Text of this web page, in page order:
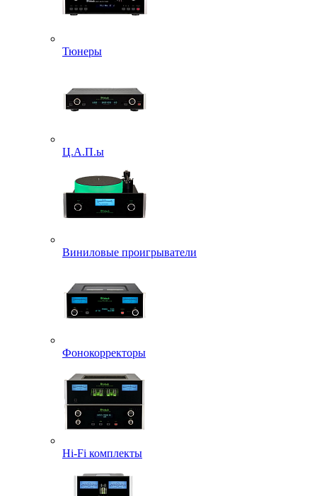
Тюнеры
Ц.А.П.ы
Виниловые проигрыватели
Фонокорректоры
Hi-Fi комплекты